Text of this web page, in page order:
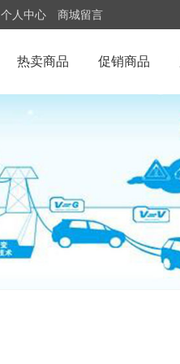
个人中心 商城留言
热卖商品 促销商品